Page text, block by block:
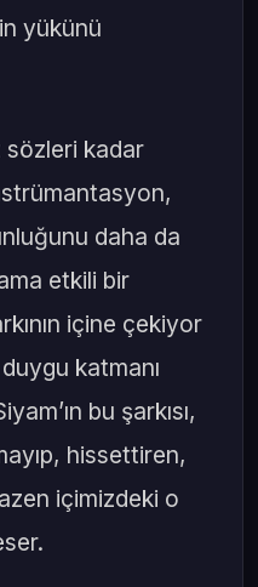
yükünü
sözleri kadar
daha da
etkili bir
içine çekiyor
katmanı
bu şarkısı,
hissettiren,
içimizdeki o